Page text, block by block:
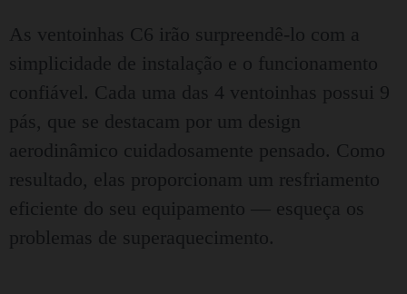
As ventoinhas C6 irão surpreendê-lo com a
simplicidade de instalação e o funcionamento
confiável. Cada uma das 4 ventoinhas possui 9
pás, que se destacam por um design
aerodinâmico cuidadosamente pensado. Como
resultado, elas proporcionam um resfriamento
eficiente do seu equipamento — esqueça os
problemas de superaquecimento.